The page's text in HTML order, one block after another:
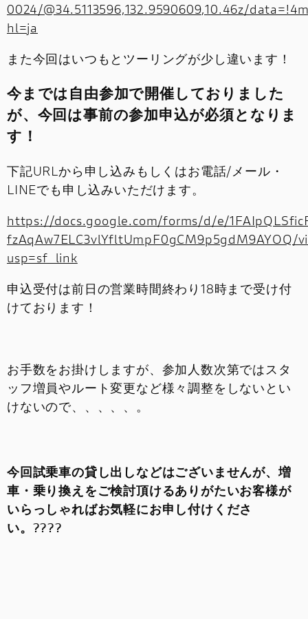
0024/@34.5113596,132.9590609,10.46z/
hl=ja
また今回はいつもとツーリングが少し違います！
今までは自由参加で開催しておりました
が、 今回は事前の参加申込が必須となりま
す！
下記URLから申し込みもしくはお電話/メール・
LINEでも申し込みいただけます。
https://docs.google.com/forms/d/e/
fzAqAw7ELC3vlYfltUmpF0gCM9p5gdM9AYOQ/
usp=sf_link
申込受付は前日の営業時間終わり18時まで受け付
けております！
お手数をお掛けしますが、参加人数次第ではスタ
ッフ増員やルート変更など様々調整をしないとい
けないので、、、、、。
今回試乗車の貸し出しなどはございませんが、増
車・乗り換え をご検討頂けるありがたいお客様が
いらっしゃればお気軽にお申し付けくださ
い。????